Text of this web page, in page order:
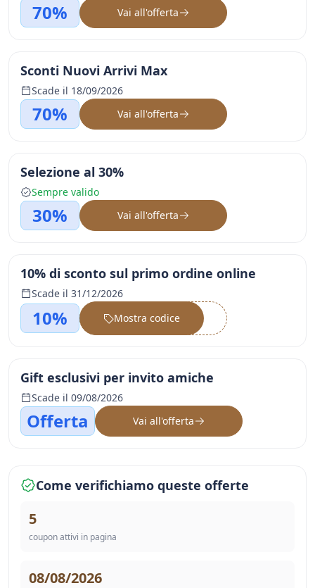
70% Vai all'offerta
Sconti Nuovi Arrivi Max
Scade il 18/09/2026
70% Vai all'offerta
Selezione al 30%
Sempre valido
30% Vai all'offerta
10% di sconto sul primo ordine online
Scade il 31/12/2026
10% ••••••
Mostra codice
Gift esclusivi per invito amiche
Scade il 09/08/2026
Offerta Vai all'offerta
Come verifichiamo queste offerte
5
coupon attivi in pagina
08/08/2026